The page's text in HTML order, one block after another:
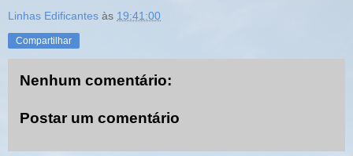
Linhas Edificantes às 19:41:00
Compartilhar
Nenhum comentário:
Postar um comentário